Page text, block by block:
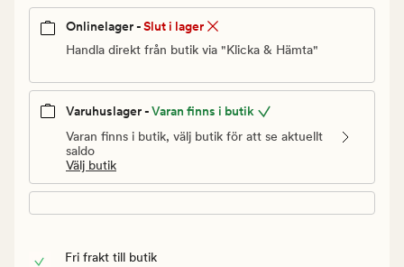
Onlinelager -Slut i lager
Handla direkt från butik via "Klicka & Hämta"
Varuhuslager -Varan finns i butik
Varan finns i butik, välj butik för att se aktuellt
saldo
Välj butik
Fri frakt till butik